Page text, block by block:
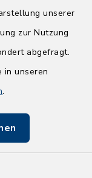
unserer
zur Nutzung
abgefragt.
in unseren
.